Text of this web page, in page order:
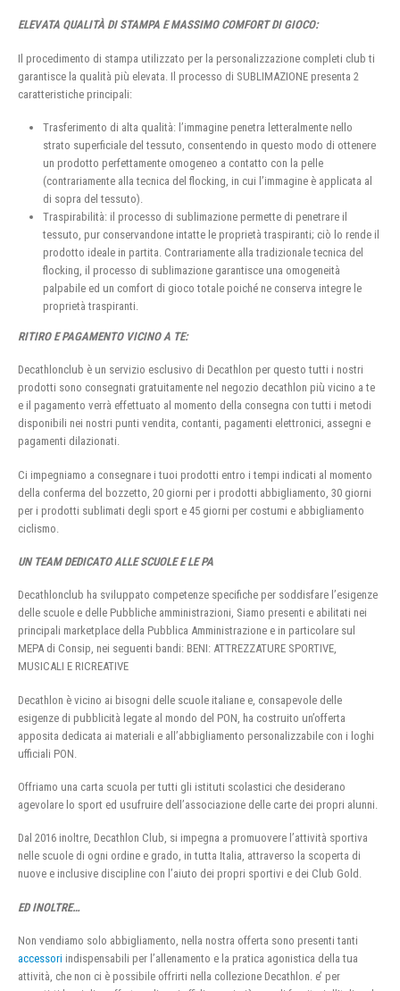
ELEVATA QUALITÀ DI STAMPA E MASSIMO COMFORT DI GIOCO:
Il procedimento di stampa utilizzato per la personalizzazione completi club ti
garantisce la qualità più elevata. Il processo di SUBLIMAZIONE presenta 2
caratteristiche principali:
Trasferimento di alta qualità: l’immagine penetra letteralmente nello
strato superficiale del tessuto, consentendo in questo modo di ottenere
un prodotto perfettamente omogeneo a contatto con la pelle
(contrariamente alla tecnica del flocking, in cui l’immagine è applicata al
di sopra del tessuto).
Traspirabilità: il processo di sublimazione permette di penetrare il
tessuto, pur conservandone intatte le proprietà traspiranti; ciò lo rende il
prodotto ideale in partita. Contrariamente alla tradizionale tecnica del
flocking, il processo di sublimazione garantisce una omogeneità
palpabile ed un comfort di gioco totale poiché ne conserva integre le
proprietà traspiranti.
RITIRO E PAGAMENTO VICINO A TE:
Decathlonclub è un servizio esclusivo di Decathlon per questo tutti i nostri
prodotti sono consegnati gratuitamente nel negozio decathlon più vicino a te
e il pagamento verrà effettuato al momento della consegna con tutti i metodi
disponibili nei nostri punti vendita, contanti, pagamenti elettronici, assegni e
pagamenti dilazionati.
Ci impegniamo a consegnare i tuoi prodotti entro i tempi indicati al momento
della conferma del bozzetto, 20 giorni per i prodotti abbigliamento, 30 giorni
per i prodotti sublimati degli sport e 45 giorni per costumi e abbigliamento
ciclismo.
UN TEAM DEDICATO ALLE SCUOLE E LE PA
Decathlonclub ha sviluppato competenze specifiche per soddisfare l’esigenze
delle scuole e delle Pubbliche amministrazioni, Siamo presenti e abilitati nei
principali marketplace della Pubblica Amministrazione e in particolare sul
MEPA di Consip, nei seguenti bandi: BENI: ATTREZZATURE SPORTIVE,
MUSICALI E RICREATIVE
Decathlon è vicino ai bisogni delle scuole italiane e, consapevole delle
esigenze di pubblicità legate al mondo del PON, ha costruito un’offerta
apposita dedicata ai materiali e all’abbigliamento personalizzabile con i loghi
ufficiali PON.
Offriamo una carta scuola per tutti gli istituti scolastici che desiderano
agevolare lo sport ed usufruire dell’associazione delle carte dei propri alunni.
Dal 2016 inoltre, Decathlon Club, si impegna a promuovere l’attività sportiva
nelle scuole di ogni ordine e grado, in tutta Italia, attraverso la scoperta di
nuove e inclusive discipline con l’aiuto dei propri sportivi e dei Club Gold.
ED INOLTRE…
Non vendiamo solo abbigliamento, nella nostra offerta sono presenti tanti
accessori indispensabili per l’allenamento e la pratica agonistica della tua
attività, che non ci è possibile offrirti nella collezione Decathlon. e’ per